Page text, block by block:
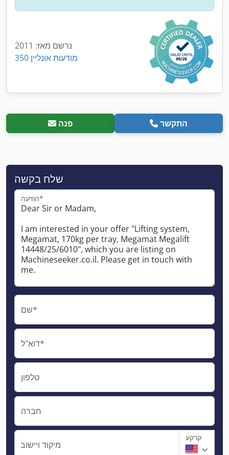
נרשם מאז: 2011
350 מודעות אונליין
פנה התקשר
שלח בקשה
הודעה*
שם*
דוא"ל*
טלפון
חברה
מיקוד ויישוב
קרקע